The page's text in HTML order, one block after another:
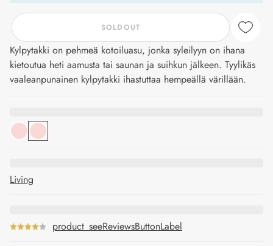
SOLDOUT
Kylpytakki on pehmeä kotoiluasu, jonka syleilyyn on ihana
kietoutua heti aamusta tai saunan ja suihkun jälkeen. Tyylikäs
vaaleanpunainen kylpytakki ihastuttaa hempeällä värillään.
Living
product_seeReviewsButtonLabel